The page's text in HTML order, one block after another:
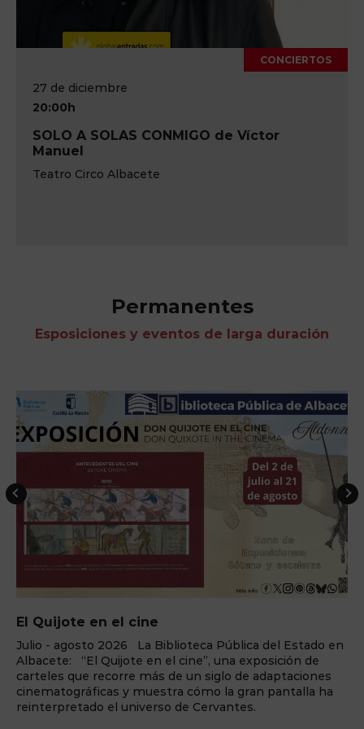
27 de diciembre
20:00h
SOLO A SOLAS CONMIGO de Víctor
Manuel
Teatro Circo Albacete
CONCIERTOS
Permanentes
Esposiciones y eventos de larga duración
El Quijote en el cine
Julio - agosto 2026 La Biblioteca Pública del Estado en
Albacete: “El Quijote en el cine”, una exposición de
carteles que recorre más de un siglo de adaptaciones
cinematográficas y muestra cómo la gran pantalla ha
reinterpretado el universo de Cervantes.